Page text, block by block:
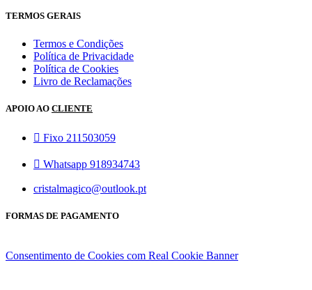
TERMOS GERAIS
Termos e Condições
Política de Privacidade
Política de Cookies
Livro de Reclamações
APOIO AO CLIENTE
Fixo 211503059
Whatsapp 918934743
cristalmagico@outlook.pt
FORMAS DE PAGAMENTO
Consentimento de Cookies com Real Cookie Banner